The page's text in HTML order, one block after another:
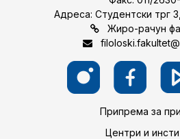
Адреса: Студентски трг
Жиро-рачун
Припрема за
Центри и